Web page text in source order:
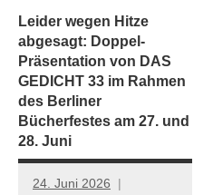
Leider wegen Hitze
abgesagt: Doppel-
Präsentation von DAS
GEDICHT 33 im Rahmen
des Berliner
Bücherfestes am 27. und
28. Juni
24. Juni 2026